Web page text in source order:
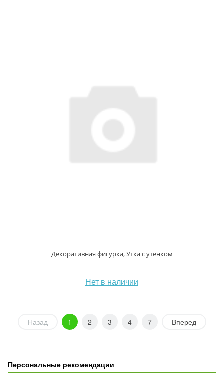
Декоративная фигурка, Утка с утенком
Нет в наличии
Назад 1 2 3 4 7 Вперед
Персональные рекомендации